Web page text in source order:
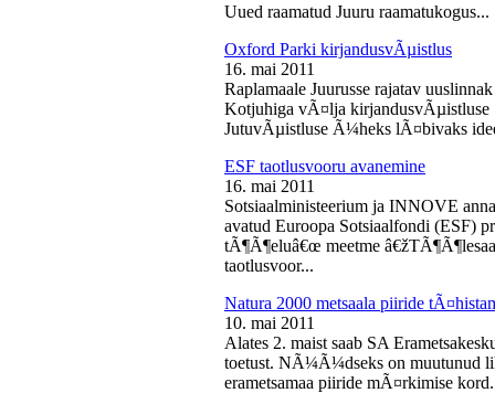
Uued raamatud Juuru raamatukogus...
Oxford Parki kirjandusvÃµistlus
16. mai 2011
Raplamaale Juurusse rajatav
Kotjuhiga vÃ¤lja
JutuvÃµistluse Ã¼heks lÃ¤bivaks
ESF taotlusvooru avanemine
16. mai 2011
Sotsiaalministeerium ja INNOVE
avatud Euroopa Sotsiaalfondi (ESF)
tÃ¶Ã¶eluâ€œ meetme
taotlusvoor...
Natura 2000 metsaala piiride
10. mai 2011
Alates 2. maist saab SA
toetust. NÃ¼Ã¼dseks on muutunud
erametsamaa piiride mÃ¤rkimise